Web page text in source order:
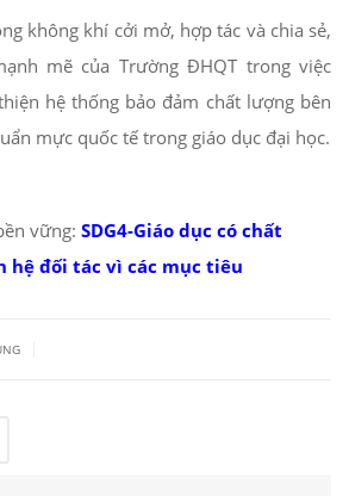
không khí cởi mở, hợp tác và chia sẻ,
mẽ của Trường ĐHQT trong việc
hệ thống bảo đảm chất lượng bên
mực quốc tế trong giáo dục đại học.
vững: SDG4-Giáo dục có chất
hệ đối tác vì các mục tiêu